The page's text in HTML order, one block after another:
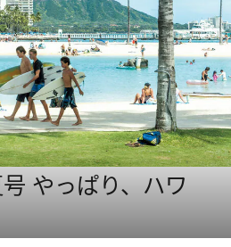
やっぱり、ハワ